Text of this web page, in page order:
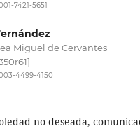
7421-5651
Miguel de Cervantes
4499-4150
no deseada,